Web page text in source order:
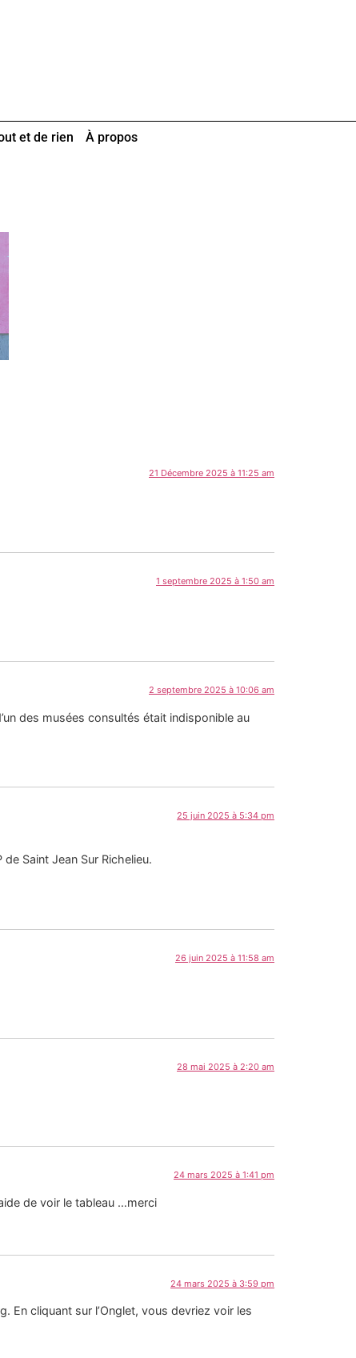
et de rien À propos
21 Décembre 2025 à 11:25 am
1 septembre 2025 à 1:50 am
2 septembre 2025 à 10:06 am
des musées consultés était indisponible au
25 juin 2025 à 5:34 pm
Saint Jean Sur Richelieu.
26 juin 2025 à 11:58 am
28 mai 2025 à 2:20 am
24 mars 2025 à 1:41 pm
de voir le tableau …merci
24 mars 2025 à 3:59 pm
En cliquant sur l’Onglet, vous devriez voir les